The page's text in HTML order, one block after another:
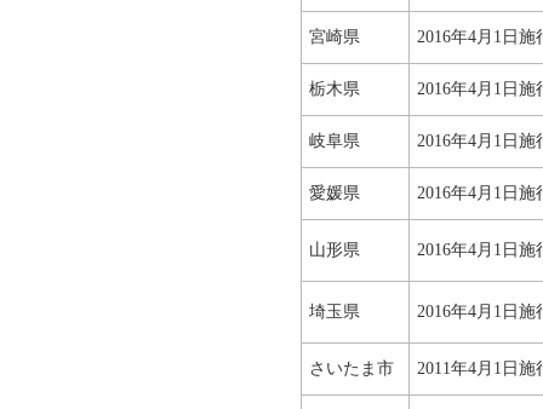
宮崎県 2016年4月1日施
栃木県 2016年4月1日施
岐阜県 2016年4月1日施
愛媛県 2016年4月1日施
山形県 2016年4月1日施
埼玉県 2016年4月1日施
さいたま市 2011年4月1日施